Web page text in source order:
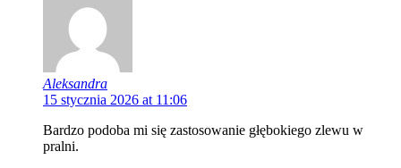
Aleksandra
15 stycznia 2026 at 11:06
Bardzo podoba mi się zastosowanie głębokiego zlewu w
pralni.